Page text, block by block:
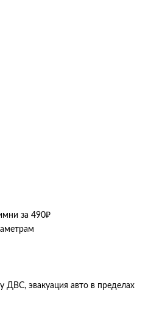
за 490₽
ДВС, эвакуация авто в пределах